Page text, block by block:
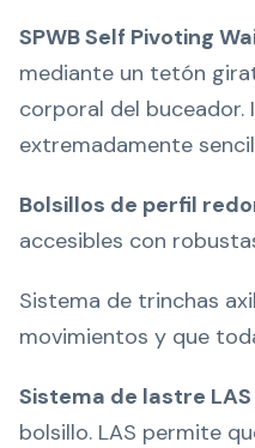
SPWB Self Pivoting
mediante un tetón
corporal del
extremadamente
Bolsillos de perfil
accesibles con
Sistema de trinchas
movimientos y que
Sistema de lastre
bolsillo. LAS permite